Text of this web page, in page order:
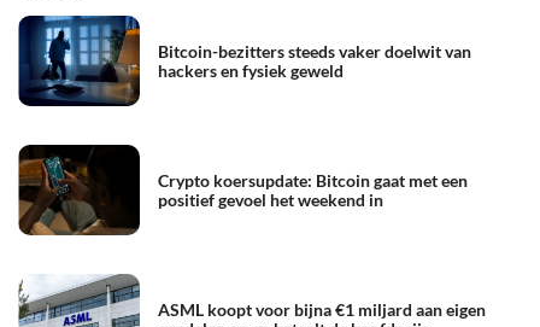
Bitcoin-bezitters steeds vaker doelwit van
hackers en fysiek geweld
Crypto koersupdate: Bitcoin gaat met een
positief gevoel het weekend in
ASML koopt voor bijna €1 miljard aan eigen